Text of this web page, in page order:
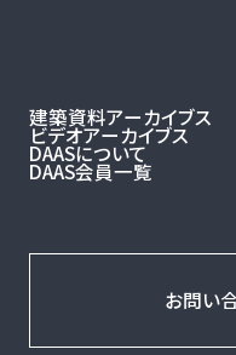
建築資料アーカイブス
ビデオアーカイブス
DAASについて
DAAS会員一覧
お問い